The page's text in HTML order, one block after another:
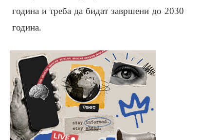
година и треба да бидат завршени до 2030
година.